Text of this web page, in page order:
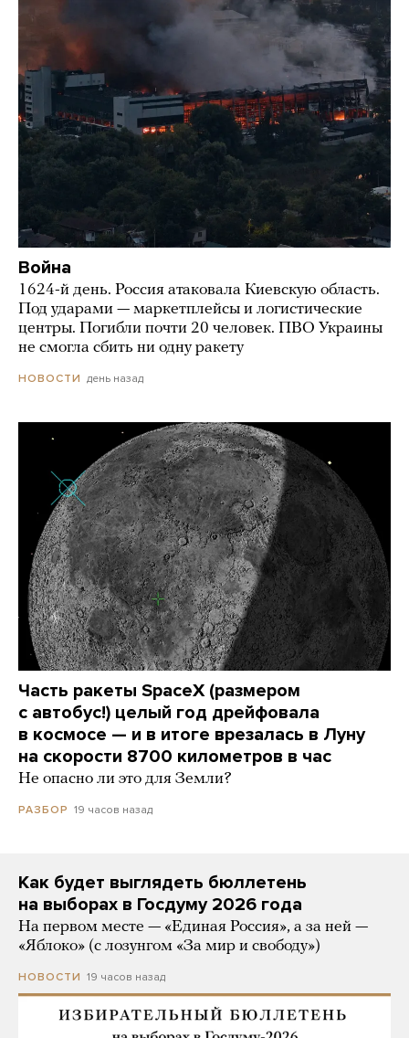
Война
1624-й день. Россия атаковала Киевскую область.
Под ударами — маркетплейсы и логистические
центры. Погибли почти 20 человек. ПВО Украины
не смогла сбить ни одну ракету
НОВОСТИ день назад
Часть ракеты SpaceX (размером
с автобус!) целый год дрейфовала
в космосе — и в итоге врезалась в Луну
на скорости 8700 километров в час
Не опасно ли это для Земли?
РАЗБОР 19 часов назад
Как будет выглядеть бюллетень
на выборах в Госдуму 2026 года
На первом месте — «Единая Россия», а за ней —
«Яблоко» (с лозунгом «За мир и свободу»)
НОВОСТИ 19 часов назад